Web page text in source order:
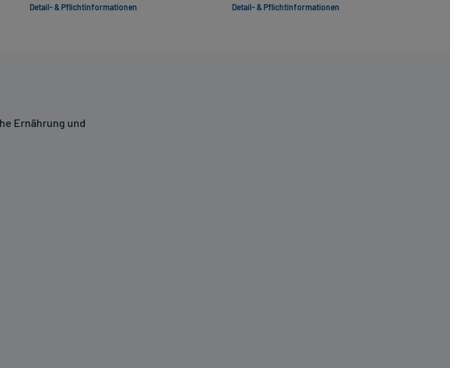
Ernährung und
Detail- & Pflichtinformationen Detail- & Pflichtinformationen